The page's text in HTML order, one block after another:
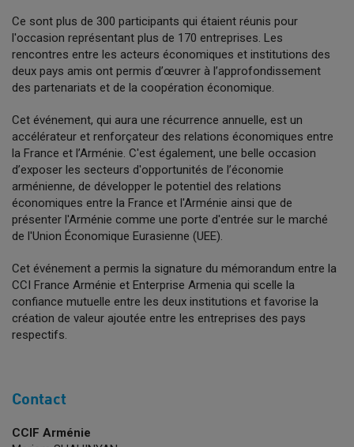
Ce sont plus de 300 participants qui étaient réunis pour
l'occasion représentant plus de 170 entreprises. Les
rencontres entre les acteurs économiques et institutions des
deux pays amis ont permis d’œuvrer à l’approfondissement
des partenariats et de la coopération économique.
Cet événement, qui aura une récurrence annuelle, est un
accélérateur et renforçateur des relations économiques entre
la France et l’Arménie. C'est également, une belle occasion
d’exposer les secteurs d'opportunités de l’économie
arménienne, de développer le potentiel des relations
économiques entre la France et l'Arménie ainsi que de
présenter l'Arménie comme une porte d'entrée sur le marché
de l'Union Économique Eurasienne (UEE).
Cet événement a permis la signature du mémorandum entre la
CCI France Arménie et Enterprise Armenia qui scelle la
confiance mutuelle entre les deux institutions et favorise la
création de valeur ajoutée entre les entreprises des pays
respectifs.
Contact
CCIF Arménie